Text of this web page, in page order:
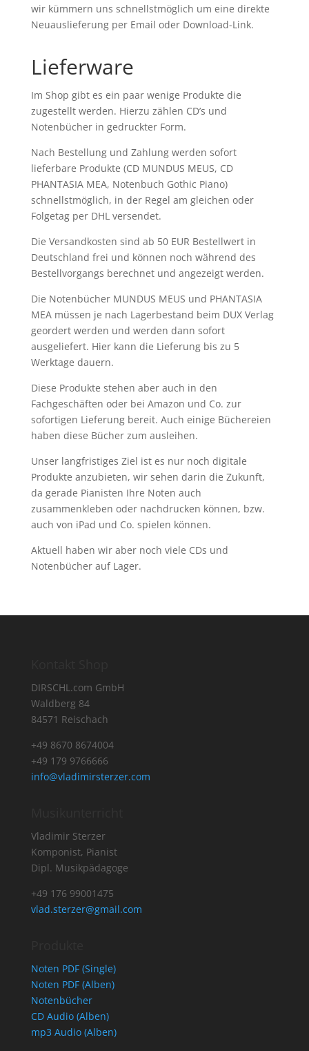
wir kümmern uns schnellstmöglich um eine direkte
Neuauslieferung per Email oder Download-Link.
Lieferware
Im Shop gibt es ein paar wenige Produkte die
zugestellt werden. Hierzu zählen CD’s und
Notenbücher in gedruckter Form.
Nach Bestellung und Zahlung werden sofort
lieferbare Produkte (CD MUNDUS MEUS, CD
PHANTASIA MEA, Notenbuch Gothic Piano)
schnellstmöglich, in der Regel am gleichen oder
Folgetag per DHL versendet.
Die Versandkosten sind ab 50 EUR Bestellwert in
Deutschland frei und können noch während des
Bestellvorgangs berechnet und angezeigt werden.
Die Notenbücher MUNDUS MEUS und PHANTASIA
MEA müssen je nach Lagerbestand beim DUX Verlag
geordert werden und werden dann sofort
ausgeliefert. Hier kann die Lieferung bis zu 5
Werktage dauern.
Diese Produkte stehen aber auch in den
Fachgeschäften oder bei Amazon und Co. zur
sofortigen Lieferung bereit. Auch einige Büchereien
haben diese Bücher zum ausleihen.
Unser langfristiges Ziel ist es nur noch digitale
Produkte anzubieten, wir sehen darin die Zukunft,
da gerade Pianisten Ihre Noten auch
zusammenkleben oder nachdrucken können, bzw.
auch von iPad und Co. spielen können.
Aktuell haben wir aber noch viele CDs und
Notenbücher auf Lager.
DIRSCHL.com GmbH
Waldberg 84
84571 Reischach
+49 8670 8674004
+49 179 9766666
info@vladimirsterzer.com
Vladimir Sterzer
Komponist, Pianist
Dipl. Musikpädagoge
+49 176 99001475
vlad.sterzer@gmail.com
Noten PDF (Single)
Noten PDF (Alben)
Notenbücher
CD Audio (Alben)
mp3 Audio (Alben)